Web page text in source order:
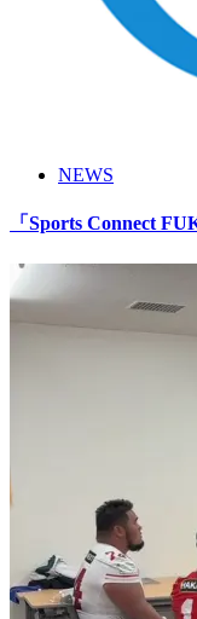
NEWS
「Sports Connect